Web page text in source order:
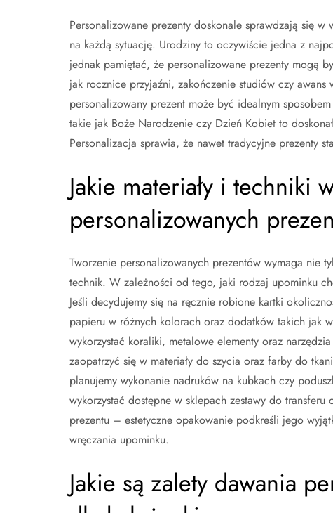
Personalizowane prezenty doskonale sprawdzają się
na każdą sytuację. Urodziny to oczywiście jedna z
jednak pamiętać, że personalizowane prezenty mogą
jak rocznice przyjaźni, zakończenie studiów czy
personalizowany prezent może być idealnym
takie jak Boże Narodzenie czy Dzień Kobiet to
Personalizacja sprawia, że nawet tradycyjne prezenty
Jakie materiały i techniki
personalizowanych
Tworzenie personalizowanych prezentów wymaga nie
technik. W zależności od tego, jaki rodzaj upominku
Jeśli decydujemy się na ręcznie robione kartki
papieru w różnych kolorach oraz dodatków takich jak
wykorzystać koraliki, metalowe elementy oraz
zaopatrzyć się w materiały do szycia oraz farby do
planujemy wykonanie nadruków na kubkach czy
wykorzystać dostępne w sklepach zestawy do
prezentu – estetyczne opakowanie podkreśli jego
wręczania upominku.
Jakie są zalety dawania